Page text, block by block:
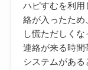
ハピすむを利用
絡が入ったため
し慌ただしく
連絡が来る時間
システムがあ